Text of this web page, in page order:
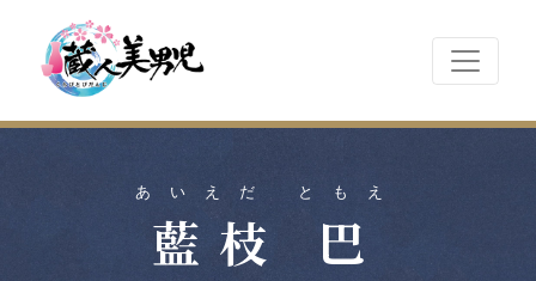
あいえだ ともえ
藍枝 巴